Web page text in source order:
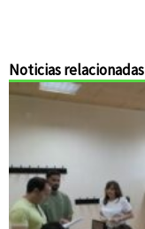
Noticias relacionadas